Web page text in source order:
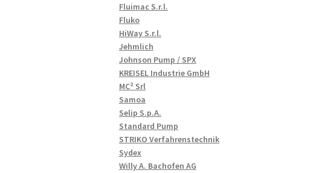
Fluimac S.r.l.
Fluko
HiWay S.r.l.
Jehmlich
Johnson Pump / SPX
KREISEL Industrie GmbH
MC² Srl
Samoa
Selip S.p.A.
Standard Pump
STRIKO Verfahrenstechnik
Sydex
Willy A. Bachofen AG